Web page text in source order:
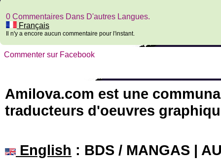
0 Commentaires Dans D'autres Langues.
Français
Il n'y a encore aucun commentaire pour l'instant.
Commenter sur Facebook
Amilova.com est une
traducteurs d'oeuvres
English : BDS / MANGAS |